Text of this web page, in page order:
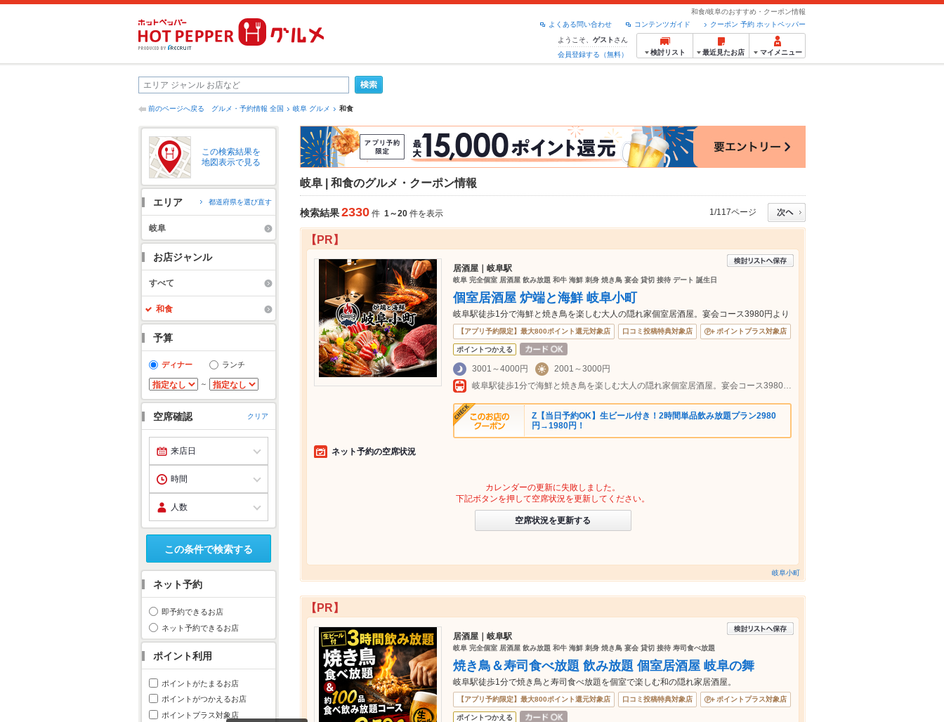
和食/岐阜のおすすめ・クーポン情報
クーポン 予約 ホットペッパー
コンテンツガイド
よくある問い合わせ
ようこそ、 ゲスト さん
会員登録する（無料）
検討リスト 最近見たお店 マイメニュー
前のページへ戻る グルメ・予約情報 全国 岐阜 グルメ 和食
この検索結果を
地図表示で見る
エリア 都道府県を選び直す
岐阜
お店ジャンル
すべて
和食
予算
ディナー ランチ
～
空席確認 クリア
この条件で検索する
ネット予約
即予約できるお店
ネット予約できるお店
ポイント利用
ポイントがたまるお店
ポイントがつかえるお店
ポイントプラス対象店
岐阜 | 和食のグルメ・クーポン情報
検索結果2330 件 1～20 件を表示 1/117ページ
【PR】
居酒屋｜岐阜駅
岐阜 完全個室 居酒屋 飲み放題 和牛 海鮮 刺身 焼き鳥 宴会 貸切 接待 デート 誕生日
個室居酒屋 炉端と海鮮 岐阜小町
岐阜駅徒歩1分で海鮮と焼き鳥を楽しむ大人の隠れ家個室居酒屋。宴会コース3980円より
【アプリ予約限定】最大800ポイント還元対象店 口コミ投稿特典対象店 ポイントプラス対象店
ポイントつかえる
3001～4000円
2001～3000円
岐阜駅徒歩1分で海鮮と焼き鳥を楽しむ大人の隠れ家個室居酒屋。宴会コース3980円より。
Z【当日予約OK】生ビール付き！2時間単品飲み放題プラン2980
円→1980円！
ネット予約の空席状況
カレンダーの更新に失敗しました。
下記ボタンを押して空席状況を更新してください。
空席状況を更新する
岐阜小町
【PR】
居酒屋｜岐阜駅
岐阜 完全個室 居酒屋 飲み放題 和牛 海鮮 刺身 焼き鳥 宴会 貸切 接待 寿司食べ放題
焼き鳥＆寿司食べ放題 飲み放題 個室居酒屋 岐阜の舞
岐阜駅徒歩1分で焼き鳥と寿司食べ放題を個室で楽しむ和の隠れ家居酒屋。
【アプリ予約限定】最大800ポイント還元対象店 口コミ投稿特典対象店 ポイントプラス対象店
ポイントつかえる